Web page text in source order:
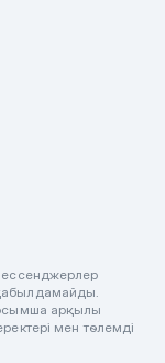
арқылы
мен төлемді